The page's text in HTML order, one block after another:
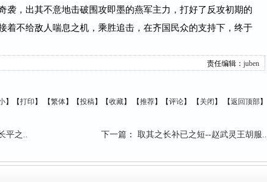
袭，出其不意地击破围攻即墨的燕军主力，打好了反攻初期的
着不给敌人喘息之机，乘胜追击，在齐国民众的支持下，终于
责任编辑： juben
】【打印 】 【繁体】【投稿】【收藏】 【推荐】【评论】 【 关闭 】 【返回顶部】
平之.. 下一篇 ： 取其之长补已之短--赵武灵王胡服..